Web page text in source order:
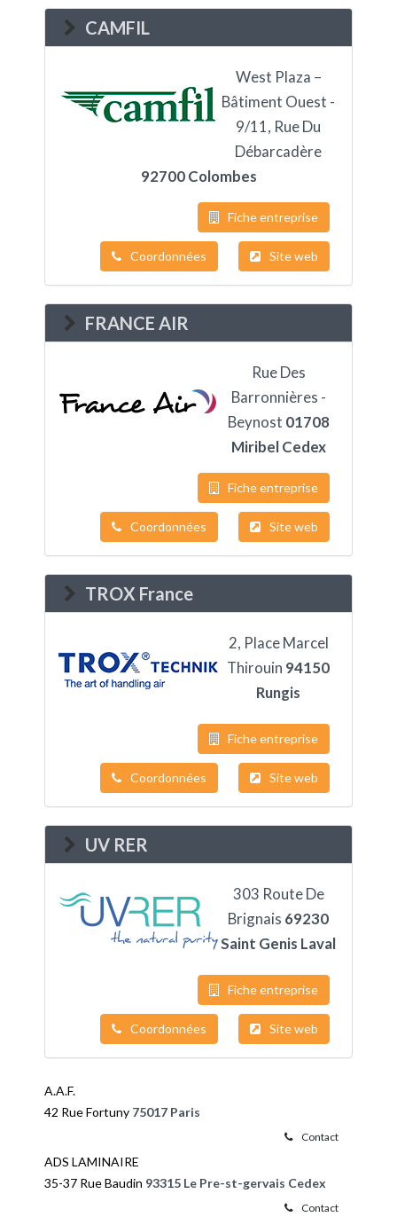
CAMFIL
West Plaza –
Bâtiment Ouest -
9/11, Rue Du
Débarcadère
92700 Colombes
Fiche entreprise
Coordonnées Site web
FRANCE AIR
Rue Des
Barronnières -
Beynost 01708
Miribel Cedex
Fiche entreprise
Coordonnées Site web
TROX France
2, Place Marcel
Thirouin 94150
Rungis
Fiche entreprise
Coordonnées Site web
UV RER
303 Route De
Brignais 69230
Saint Genis Laval
Fiche entreprise
Coordonnées Site web
A.A.F.
42 Rue Fortuny 75017 Paris
Contact
ADS LAMINAIRE
35-37 Rue Baudin 93315 Le Pre-st-gervais Cedex
Contact